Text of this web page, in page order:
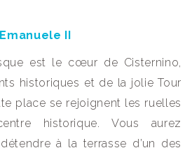
II
est le cœur de Cisternino,
historiques et de la jolie Tour
place se rejoignent les ruelles
historique. Vous aurez
à la terrasse d’un des